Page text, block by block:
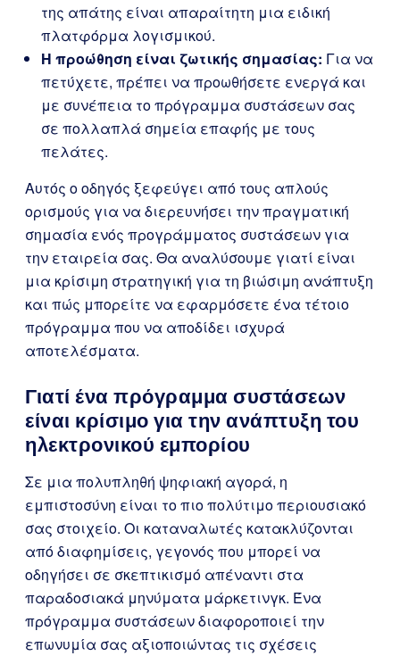
της απάτης είναι απαραίτητη μια ειδική
πλατφόρμα λογισμικού.
Η προώθηση είναι ζωτικής σημασίας: Για να
πετύχετε, πρέπει να προωθήσετε ενεργά και
με συνέπεια το πρόγραμμα συστάσεων σας
σε πολλαπλά σημεία επαφής με τους
πελάτες.
Αυτός ο οδηγός ξεφεύγει από τους απλούς
ορισμούς για να διερευνήσει την πραγματική
σημασία ενός προγράμματος συστάσεων για
την εταιρεία σας. Θα αναλύσουμε γιατί είναι
μια κρίσιμη στρατηγική για τη βιώσιμη ανάπτυξη
και πώς μπορείτε να εφαρμόσετε ένα τέτοιο
πρόγραμμα που να αποδίδει ισχυρά
αποτελέσματα.
Γιατί ένα πρόγραμμα συστάσεων
είναι κρίσιμο για την ανάπτυξη του
ηλεκτρονικού εμπορίου
Σε μια πολυπληθή ψηφιακή αγορά, η
εμπιστοσύνη είναι το πιο πολύτιμο περιουσιακό
σας στοιχείο. Οι καταναλωτές κατακλύζονται
από διαφημίσεις, γεγονός που μπορεί να
οδηγήσει σε σκεπτικισμό απέναντι στα
παραδοσιακά μηνύματα μάρκετινγκ. Ένα
πρόγραμμα συστάσεων διαφοροποιεί την
επωνυμία σας αξιοποιώντας τις σχέσεις